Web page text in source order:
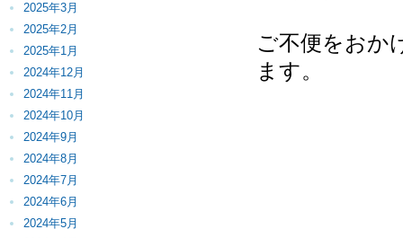
2025年3月
2025年2月
2025年1月
2024年12月
2024年11月
2024年10月
2024年9月
2024年8月
2024年7月
2024年6月
2024年5月
ご不便をおか
ます。